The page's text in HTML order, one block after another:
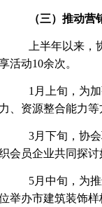
（三）推动营
上半年以来
活动10余次。
1月上旬，为
力、资源整合能力
3月下旬，协
会员企业共同探
5月中旬，为
举办市建筑装饰